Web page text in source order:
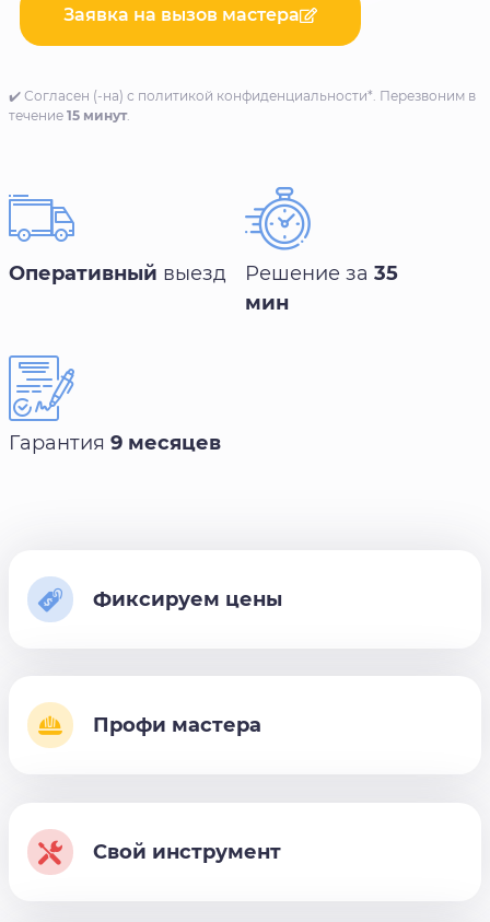
Заявка на вызов мастера
✔️ Согласен (-на) с политикой конфиденциальности*. Перезвоним в
течение 15 минут.
Оперативный выезд Решение за 35
мин
Гарантия 9 месяцев
Фиксируем цены
Профи мастера
Свой инструмент